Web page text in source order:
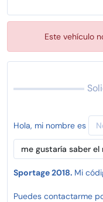
Este vehículo
Hola, mi nombre es
Sportage 2018. Mi
Puedes contactarme